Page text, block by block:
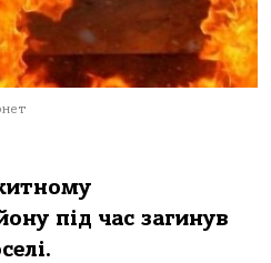
під час загинув